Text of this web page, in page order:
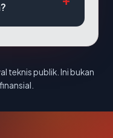
teknis publik. Ini bukan